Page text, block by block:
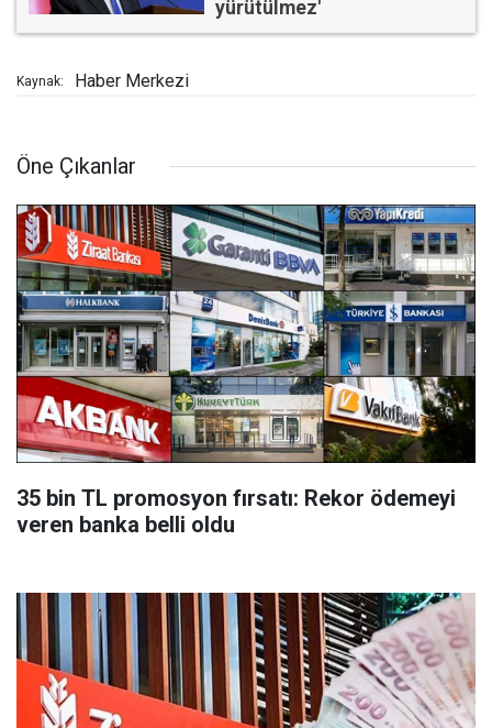
yürütülmez'
Kaynak: Haber Merkezi
Öne Çıkanlar
35 bin TL promosyon fırsatı: Rekor ödemeyi
veren banka belli oldu